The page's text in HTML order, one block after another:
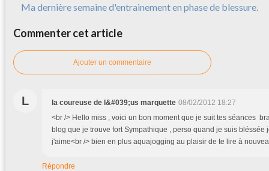
Ma dernière semaine d'entrainement en phase de blessure.
Commenter cet article
Ajouter un commentaire
L la coureuse de l&#039;us marquette 08/02/2012 18:27
<br /> Hello miss , voici un bon moment que je suit tes séances
blog que je trouve fort Sympathique , perso quand je suis bléssée
j'aime<br /> bien en plus aquajogging au plaisir de te lire à
Répondre